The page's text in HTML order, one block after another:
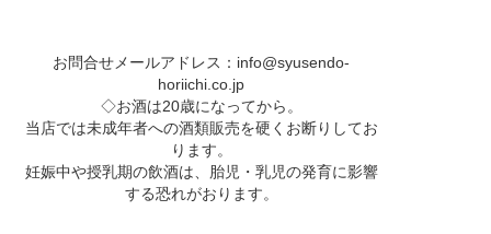
お問合せメールアドレス： info@syusendo-
horiichi.co.jp
◇お酒は20歳になってから。
当店では未成年者への酒類販売を硬くお断りしてお
ります。
妊娠中や授乳期の飲酒は、胎児・乳児の発育に影響
する恐れがおります。